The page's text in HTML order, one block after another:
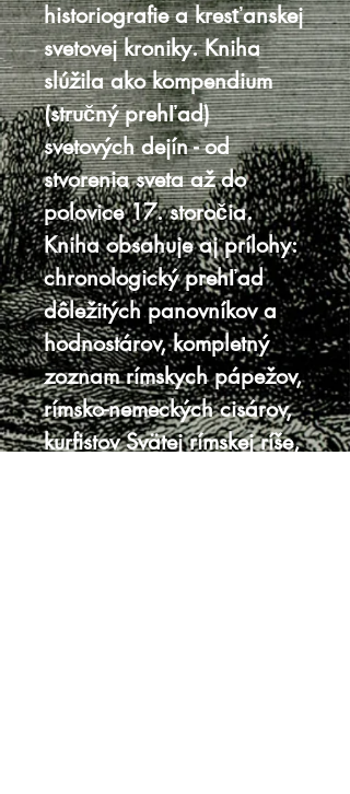
historiografie a kresťanskej
svetovej kroniky. Kniha
slúžila ako kompendium
(stručný prehľad)
svetových dejín - od
stvorenia sveta až do
polovice 17. storočia.
Kniha obsahuje aj prílohy:
chronologický prehľad
dôležitých panovníkov a
hodnostárov, kompletný
zoznam rímskych pápežov,
rímsko-nemeckých cisárov,
kurfistov Svätej rímskej ríše,